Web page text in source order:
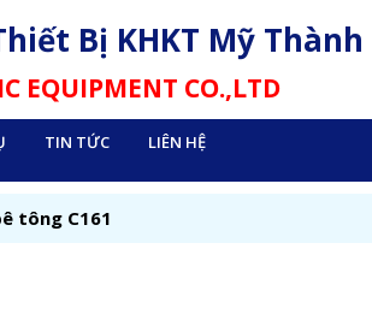
Bị KHKT Mỹ Thành
EQUIPMENT CO.,LTD
TIN TỨC LIÊN HỆ
tông C161